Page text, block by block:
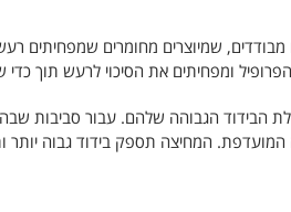
שמיוצרים מחומרים שמפחיתים
ומפחיתים את הסיכוי לרעש תוך
הבידוד הגבוהה שלהם. עבור סביבות
המועדפת. המחיצה תספק בידוד גבוה